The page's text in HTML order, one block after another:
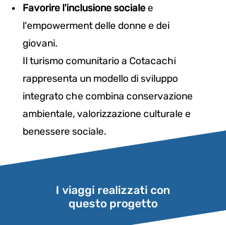
Favorire l'inclusione socialee
l'empowerment delle donne e dei
giovani.​
Il turismo comunitario a Cotacachi
rappresenta un modello di sviluppo
integrato che combina conservazione
ambientale, valorizzazione culturale e
benessere sociale.
I viaggi realizzati con
questo progetto